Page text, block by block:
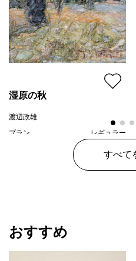
湿原の秋
渡辺政雄
プラン
レギュラー
すべて
おすすめ